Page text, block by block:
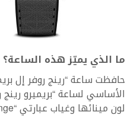
ما الذي يميّز هذه الساعة؟
حافظت ساعة “رينج روفر إل
الأساسي لساعة “بريميرو
لون مينائها وغياب عبارتي “Range” و “Rover” .